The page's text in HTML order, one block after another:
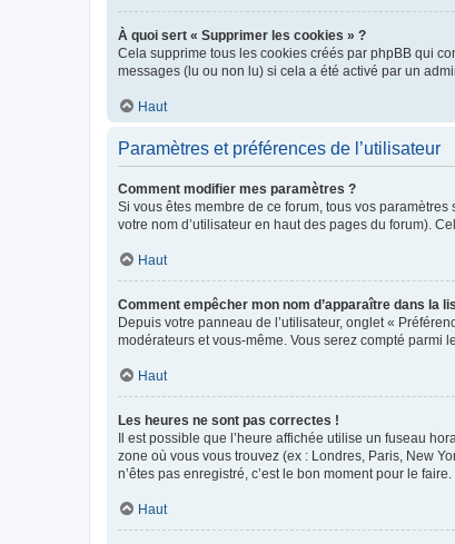
À quoi sert « Supprimer les cookies » ?
Cela supprime tous les cookies créés par phpBB qui
messages (lu ou non lu) si cela a été activé par un
Haut
Paramètres et préférences de l’utilisateur
Comment modifier mes paramètres ?
Si vous êtes membre de ce forum, tous vos
votre nom d’utilisateur en haut des pages du forum).
Haut
Comment empêcher mon nom d’apparaître dans la
Depuis votre panneau de l’utilisateur, onglet «
modérateurs et vous-même. Vous serez compté parmi
Haut
Les heures ne sont pas correctes !
Il est possible que l’heure affichée utilise un fuseau
zone où vous vous trouvez (ex : Londres, Paris, New
n’êtes pas enregistré, c’est le bon moment pour le faire.
Haut